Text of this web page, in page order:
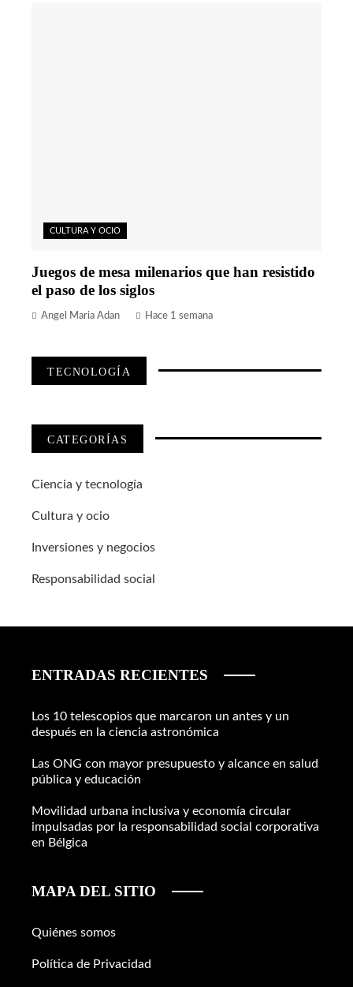
CULTURA Y OCIO
Juegos de mesa milenarios que han resistido
el paso de los siglos
Angel Maria Adan Hace 1 semana
TECNOLOGÍA
CATEGORÍAS
Ciencia y tecnología
Cultura y ocio
Inversiones y negocios
Responsabilidad social
ENTRADAS RECIENTES
Los 10 telescopios que marcaron un antes y un
después en la ciencia astronómica
Las ONG con mayor presupuesto y alcance en salud
pública y educación
Movilidad urbana inclusiva y economía circular
impulsadas por la responsabilidad social corporativa
en Bélgica
MAPA DEL SITIO
Quiénes somos
Política de Privacidad